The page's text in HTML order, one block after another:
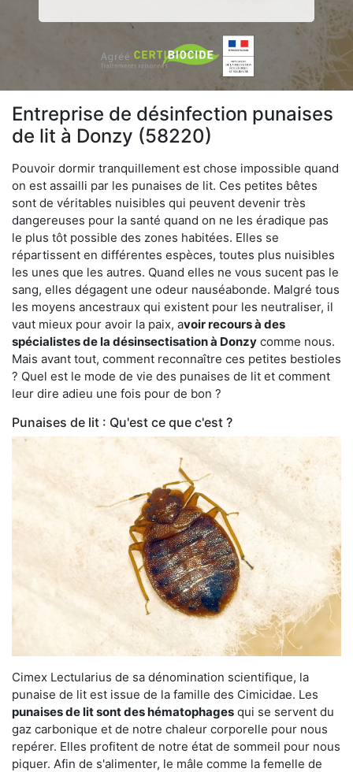
Entreprise de désinfection punaises
de lit à Donzy (58220)
Pouvoir dormir tranquillement est chose impossible quand
on est assailli par les punaises de lit. Ces petites bêtes
sont de véritables nuisibles qui peuvent devenir très
dangereuses pour la santé quand on ne les éradique pas
le plus tôt possible des zones habitées. Elles se
répartissent en différentes espèces, toutes plus nuisibles
les unes que les autres. Quand elles ne vous sucent pas le
sang, elles dégagent une odeur nauséabonde. Malgré tous
les moyens ancestraux qui existent pour les neutraliser, il
vaut mieux pour avoir la paix, avoir recours à des
spécialistes de la désinsectisation à Donzy comme nous.
Mais avant tout, comment reconnaître ces petites bestioles
? Quel est le mode de vie des punaises de lit et comment
leur dire adieu une fois pour de bon ?
Punaises de lit : Qu'est ce que c'est ?
Cimex Lectularius de sa dénomination scientifique, la
punaise de lit est issue de la famille des Cimicidae. Les
punaises de lit sont des hématophages qui se servent du
gaz carbonique et de notre chaleur corporelle pour nous
repérer. Elles profitent de notre état de sommeil pour nous
piquer. Afin de s'alimenter, le mâle comme la femelle de